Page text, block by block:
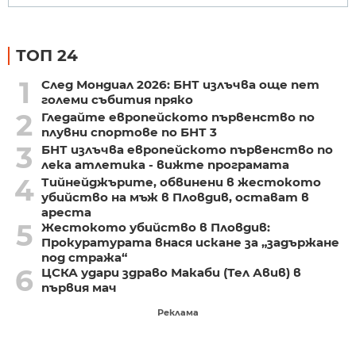
ТОП 24
1
След Мондиал 2026: БНТ излъчва още пет
големи събития пряко
2
Гледайте европейското първенство по
плувни спортове по БНТ 3
3
БНТ излъчва европейското първенство по
лека атлетика - вижте програмата
4 Тийнейджърите, обвинени в жестокото
убийство на мъж в Пловдив, остават в
ареста
5 Жестокото убийство в Пловдив:
Прокуратурата внася искане за „задържане
под стража“
6
ЦСКА удари здраво Макаби (Тел Авив) в
първия мач
Реклама